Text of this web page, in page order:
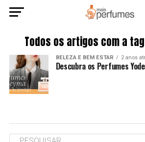
Todos os artigos com a
BELEZA E BEM ESTAR 2 anos
Descubra os Perfumes